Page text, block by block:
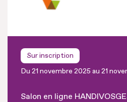
Sur inscription
Du 21 novembre 2025 au 21
Salon en ligne